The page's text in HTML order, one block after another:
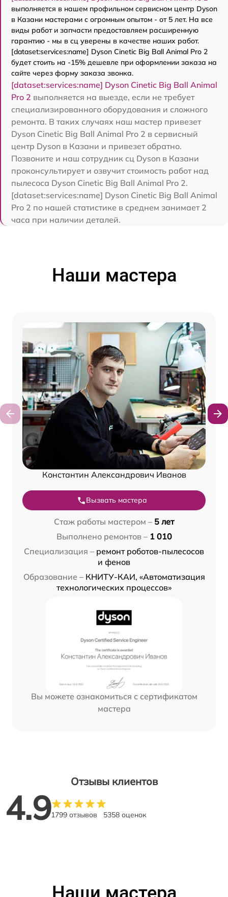
выполняется в нашем профильном сервисном центр Dyson
в Казани мастерами с огромным опытом - от 5 лет. На все
виды работ и запчасти предоставляем расширенную
гарантию - мы в сц уверены в качестве наших работ.
[dataset:services:name] Dyson Cinetic Big Ball Animal Pro 2
будет стоить на -15% дешевле при оформлении заказа на
сайте через форму заказа звонка.
[dataset:services:name] Dyson Cinetic Big Ball Animal
Pro 2 выполняется на выезде, если не требует
специализированного оборудования и сложного
ремонта. В таких случаях наш мастер привезет
Dyson Cinetic Big Ball Animal Pro 2 в сервисный
центр Dyson в Казани и привезет обратно.
Позвоните и наш сотрудник сц Dyson в Казани
проконсультирует и озвучит стоимость работ над
пылесоса Dyson Cinetic Big Ball Animal Pro 2.
[dataset:services:name] Dyson Cinetic Big Ball Animal
Pro 2 по нашей статистике в среднем занимает 2
часа при наличии деталей.
Наши мастера
Константин Александрович Иванов
Вызвать мастера
Стаж работы мастером – 5 лет
Выполнено ремонтов – 1 010
Специализация – ремонт роботов-пылесосов
и фенов
Образование – КНИТУ-КАИ, «Автоматизация
технологических процессов»
Вы можете ознакомиться с сертификатом
мастера
Отзывы клиентов
4.91799 отзывов 5358 оценок